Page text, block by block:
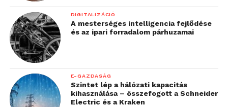
DIGITALIZÁCIÓ
A mesterséges intelligencia fejlődése
és az ipari forradalom párhuzamai
E-GAZDASÁG
Szintet lép a hálózati kapacitás
kihasználása – összefogott a Schneider
Electric és a Kraken